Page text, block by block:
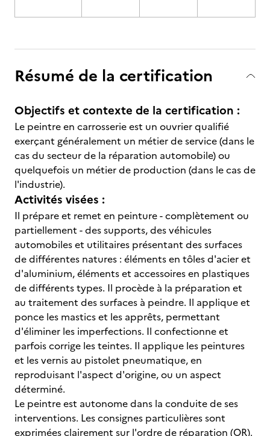
Résumé de la certification
Objectifs et contexte de la certification :
Le peintre en carrosserie est un ouvrier qualifié
exerçant généralement un métier de service (dans le
cas du secteur de la réparation automobile) ou
quelquefois un métier de production (dans le cas de
l'industrie).
Activités visées :
Il prépare et remet en peinture - complètement ou
partiellement - des supports, des véhicules
automobiles et utilitaires présentant des surfaces
de différentes natures : éléments en tôles d'acier et
d'aluminium, éléments et accessoires en plastiques
de différents types. Il procède à la préparation et
au traitement des surfaces à peindre. Il applique et
ponce les mastics et les apprêts, permettant
d'éliminer les imperfections. Il confectionne et
parfois corrige les teintes. Il applique les peintures
et les vernis au pistolet pneumatique, en
reproduisant l'aspect d'origine, ou un aspect
déterminé.
Le peintre est autonome dans la conduite de ses
interventions. Les consignes particulières sont
exprimées clairement sur l'ordre de réparation (OR).